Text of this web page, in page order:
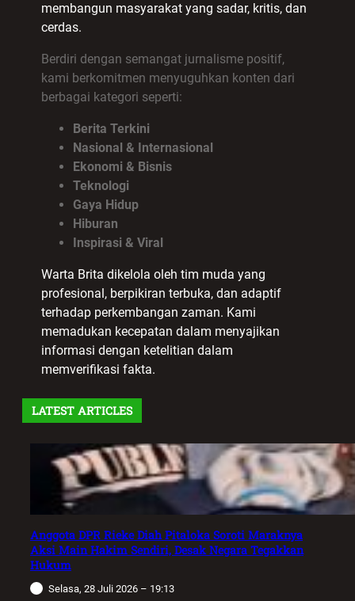
membangun masyarakat yang sadar, kritis, dan
cerdas.
Berdiri dengan semangat jurnalisme positif,
kami berkomitmen menyuguhkan konten dari
berbagai kategori seperti:
Berita Terkini
Nasional & Internasional
Ekonomi & Bisnis
Teknologi
Gaya Hidup
Hiburan
Inspirasi & Viral
Warta Brita dikelola oleh tim muda yang
profesional, berpikiran terbuka, dan adaptif
terhadap perkembangan zaman. Kami
memadukan kecepatan dalam menyajikan
informasi dengan ketelitian dalam
memverifikasi fakta.
LATEST ARTICLES
Anggota DPR Rieke Diah Pitaloka Soroti Maraknya
Aksi Main Hakim Sendiri, Desak Negara Tegakkan
Hukum
Selasa, 28 Juli 2026 – 19:13